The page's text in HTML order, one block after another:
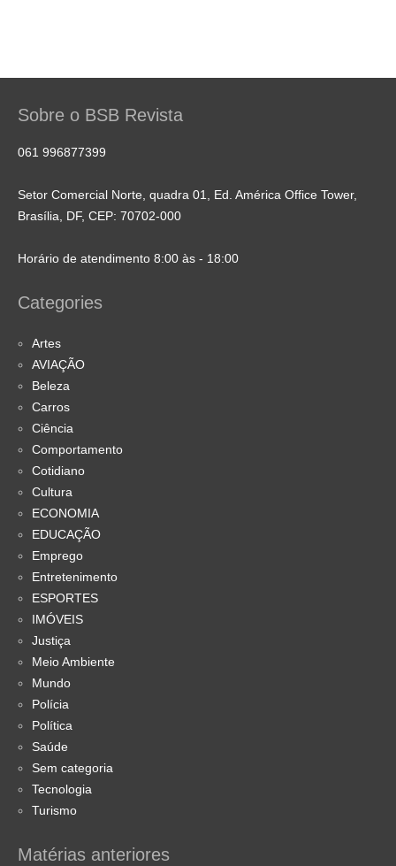
Sobre o BSB Revista
061 996877399
Setor Comercial Norte, quadra 01, Ed. América Office Tower,
Brasília, DF, CEP: 70702-000
Horário de atendimento 8:00 às - 18:00
Categories
Artes
AVIAÇÃO
Beleza
Carros
Ciência
Comportamento
Cotidiano
Cultura
ECONOMIA
EDUCAÇÃO
Emprego
Entretenimento
ESPORTES
IMÓVEIS
Justiça
Meio Ambiente
Mundo
Polícia
Política
Saúde
Sem categoria
Tecnologia
Turismo
Matérias anteriores